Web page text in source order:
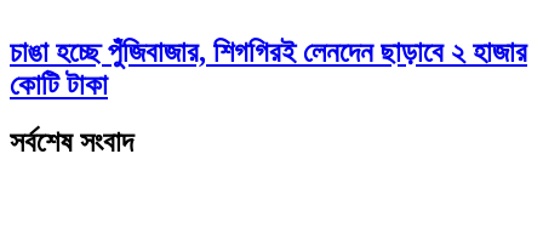
চাঙা হচ্ছে পুঁজিবাজার, শিগগিরই লেনদেন ছাড়াবে ২ হাজার
কোটি টাকা
সর্বশেষ সংবাদ